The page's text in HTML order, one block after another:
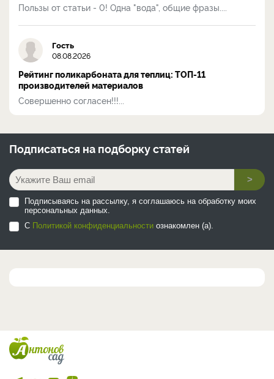
Пользы от статьи - 0! Одна "вода", общие фразы....
Гость
08.08.2026
Рейтинг поликарбоната для теплиц: ТОП-11
производителей материалов
Совершенно согласен!!!...
Подписаться на подборку статей
>
Подписываясь на рассылку, я соглашаюсь на обработку моих
персональных данных.
С Политикой конфиденциальности ознакомлен (а).